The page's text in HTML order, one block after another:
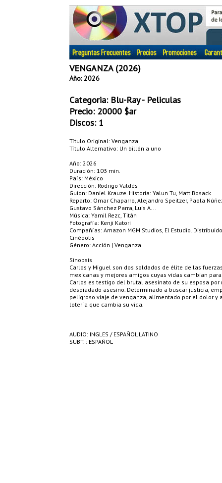
VENGANZA (2026)
Año: 2026
Categoria: Blu-Ray - Peliculas
Precio: 20000 $ar
Discos: 1
Título Original: Venganza
Título Alternativo: Un billón a uno
Año: 2026
Duración: 103 min.
País: México
Dirección: Rodrigo Valdés
Guion: Daniel Krauze. Historia: Yalun Tu, Matt Bosack
Reparto: Omar Chaparro, Alejandro Speitzer, Paola
Gustavo Sánchez Parra, Luis A. ..
Música: Yamil Rezc, Titán
Fotografía: Kenji Katori
Compañías: Amazon MGM Studios, El Estudio.
Cinépolis
Género: Acción | Venganza
Sinopsis
Carlos y Miguel son dos soldados de élite de las
mexicanas y mejores amigos cuyas vidas cambian
Carlos es testigo del brutal asesinato de su esposa por
despiadado asesino. Determinado a buscar justicia,
peligroso viaje de venganza, alimentado por el dolor y
lotería que cambia su vida.
AUDIO: INGLES / ESPAÑOL LATINO
SUBT. : ESPAÑOL